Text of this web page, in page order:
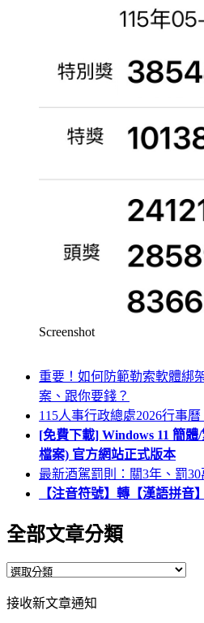
Screenshot
重要！如何防範勒索軟體綁
案、跟你要錢？
115人事行政總處2026行事曆
[免費下載] Windows 11 簡
檔案) 官方網站正式版本
最新酒駕罰則：關3年、罰
【注音符號】轉【漢語拼音
全部文章分類
全
文
接收新文章通知